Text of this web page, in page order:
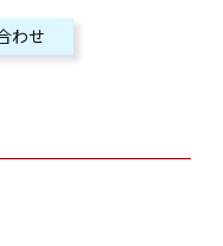
わせ